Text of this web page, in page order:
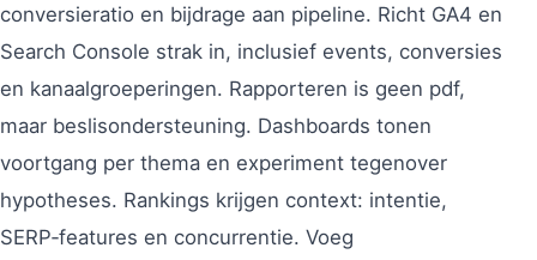
conversieratio en bijdrage aan pipeline. Richt GA4 en
Search Console strak in, inclusief events, conversies
en kanaalgroeperingen. Rapporteren is geen pdf,
maar beslisondersteuning. Dashboards tonen
voortgang per thema en experiment tegenover
hypotheses. Rankings krijgen context: intentie,
SERP‑features en concurrentie. Voeg